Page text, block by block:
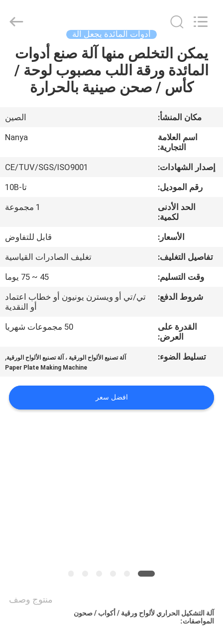
الصفحة
الرئيسية
أشرطة
عرض
الواقع
الافتراضي
معلومات
عنا
جولة
المعمل
مراقبة
اتصل
Equipment
Reserved.
أدوات المائدة يجعل آلة
يمكن التخلص منها آلة صنع أدوات
المائدة ورقة اللب مصبوب لوحة /
كأس / صحن صينية بالحرارة
مكان المنشأ:
الصين
اسم العلامة
التجارية:
Nanya
إصدار الشهادات:
CE/TUV/SGS/ISO9001
رقم الموديل:
تا-10B
الحد الأدنى
لكمية:
1 مجموعة
الأسعار:
قابل للتفاوض
تفاصيل التغليف:
تغليف الصادرات القياسية
وقت التسليم:
45 ~ 75 يوما
شروط الدفع:
تي/تي أو ويسترن يونيون أو خطاب اعتماد
أو النقدية
القدرة على
العرض:
50 مجموعات شهريا
تسليط الضوء: آلة تصنيع الألواح الورقية ، آلة تصنيع الألواح الورقية,
Paper Plate Making Machine
افضل سعر
منتوج وصف
آلة التشكيل الحراري لألواح ورقية / أكواب / صحون
المواصفات: